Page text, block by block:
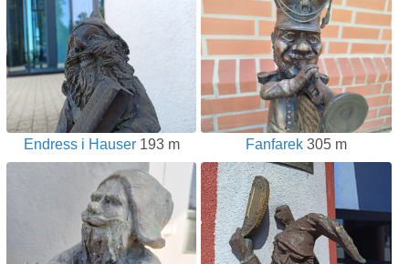
Endress i Hauser193 m Fanfarek305 m